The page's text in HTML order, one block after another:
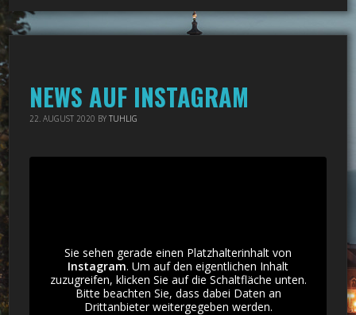
NEWS AUF INSTAGRAM
22. AUGUST 2020 BYTUHLIG
Sie sehen gerade einen Platzhalterinhalt von
Instagram. Um auf den eigentlichen Inhalt
zuzugreifen, klicken Sie auf die Schaltfläche unten.
Bitte beachten Sie, dass dabei Daten an
Drittanbieter weitergegeben werden.